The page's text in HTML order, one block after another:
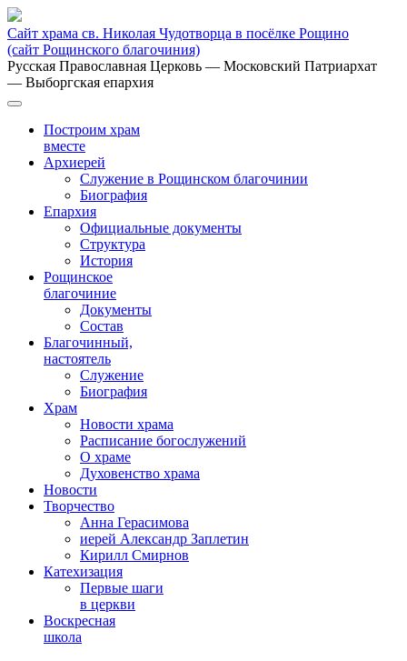
Сайт храма св. Николая Чудотворца в посёлке Рощино
(сайт Рощинского благочиния)
Русская Православная Церковь — Московский Патриархат
— Выборгская епархия
Построим храм
вместе
Архиерей
Служение в Рощинском благочинии
Биография
Епархия
Официальные документы
Структура
История
Рощинское
благочиние
Документы
Состав
Благочинный,
настоятель
Служение
Биография
Храм
Новости храма
Расписание богослужений
О храме
Духовенство храма
Новости
Творчество
Анна Герасимова
иерей Александр Заплетин
Кирилл Смирнов
Катехизация
Первые шаги
в церкви
Воскресная
школа